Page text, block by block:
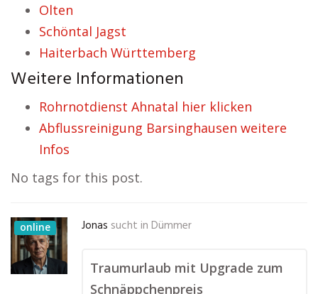
Olten
Schöntal Jagst
Haiterbach Württemberg
Weitere Informationen
Rohrnotdienst Ahnatal hier klicken
Abflussreinigung Barsinghausen weitere
Infos
No tags for this post.
online Jonas sucht in Dümmer
Traumurlaub mit Upgrade zum
Schnäppchenpreis